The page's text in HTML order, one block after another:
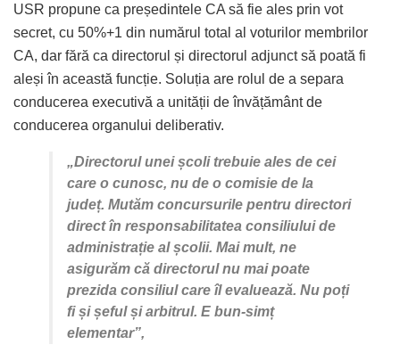
USR propune ca președintele CA să fie ales prin vot
secret, cu 50%+1 din numărul total al voturilor membrilor
CA, dar fără ca directorul și directorul adjunct să poată fi
aleși în această funcție. Soluția are rolul de a separa
conducerea executivă a unității de învățământ de
conducerea organului deliberativ.
„Directorul unei școli trebuie ales de cei
care o cunosc, nu de o comisie de la
județ. Mutăm concursurile pentru directori
direct în responsabilitatea consiliului de
administrație al școlii. Mai mult, ne
asigurăm că directorul nu mai poate
prezida consiliul care îl evaluează. Nu poți
fi și șeful și arbitrul. E bun-simț
elementar”,